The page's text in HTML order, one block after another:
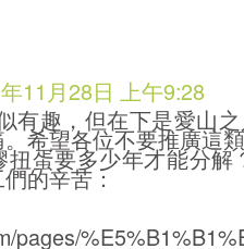
11月28日 上午9:28
有趣，但在下是愛山
希望各位不要推廣這
扭蛋要多少年才能分
的辛苦：
pages/